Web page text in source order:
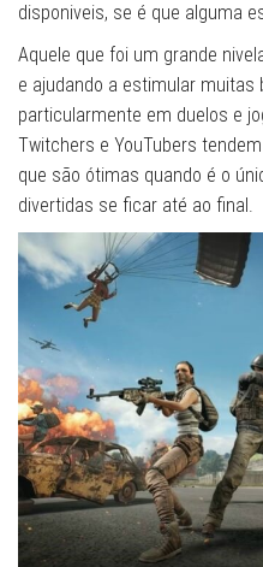
disponiveis, se é que alguma
Aquele que foi um grande
e ajudando a estimular muitas
particularmente em duelos e
Twitchers e YouTubers
que são ótimas quando é o
divertidas se ficar até ao final.